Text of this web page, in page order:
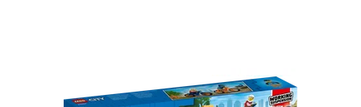
Dobrodružství při kempování v přírodě